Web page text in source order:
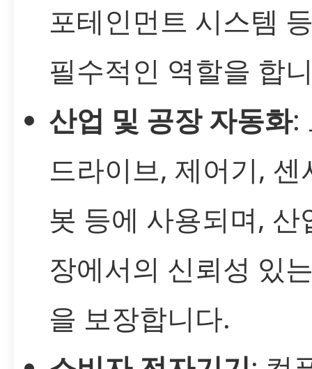
포테인먼트 시스템
필수적인 역할을 합
산업 및 공장 자동화:
드라이브, 제어기, 센
봇 등에 사용되며, 산
장에서의 신뢰성 있
을 보장합니다.